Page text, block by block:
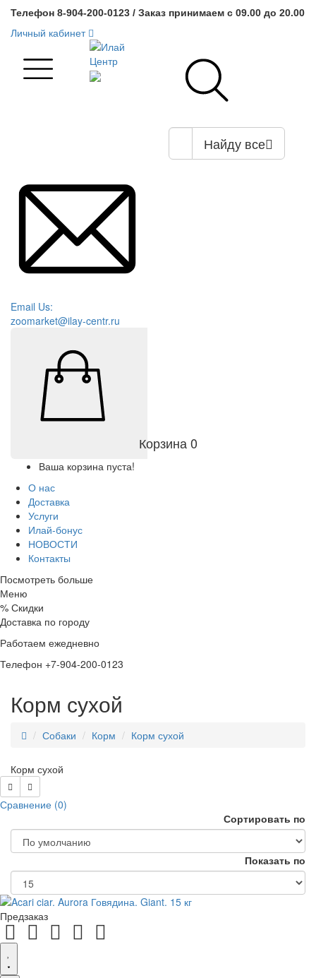
Телефон 8-904-200-0123 / Заказ принимаем с 09.00 до 20.00
Личный кабинет
Найду все
Email Us:
zoomarket@ilay-centr.ru
Корзина0
Ваша корзина пуста!
О нас
Доставка
Услуги
Илай-бонус
НОВОСТИ
Контакты
Посмотреть больше
Меню
% Скидки
Доставка по городу
Работаем ежедневно
Телефон +7-904-200-0123
Корм сухой
Собаки Корм Корм сухой
Корм сухой
Сравнение (0)
Сортировать по
Показать по
Предзаказ